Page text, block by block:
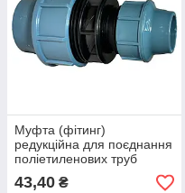
Муфта (фітинг)
редукційна для поєднання
поліетиленових труб
діаметром 32х25 мм
43,40 ₴